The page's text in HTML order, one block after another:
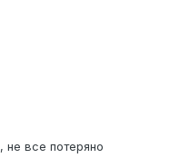
не все потеряно